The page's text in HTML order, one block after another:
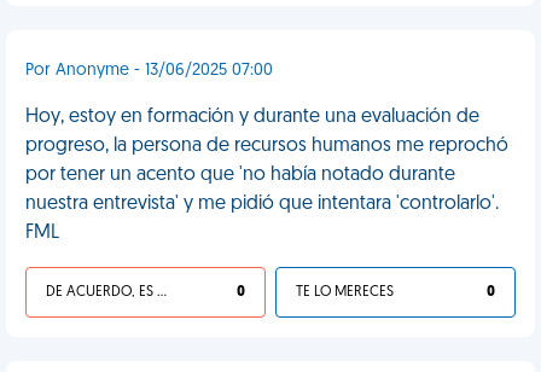
Por Anonyme - 13/06/2025 07:00
Hoy, estoy en formación y durante una evaluación de
progreso, la persona de recursos humanos me reprochó
por tener un acento que 'no había notado durante
nuestra entrevista' y me pidió que intentara 'controlarlo'.
FML
DE ACUERDO, ES UNA VIDA HP 0 TE LO MERECES 0